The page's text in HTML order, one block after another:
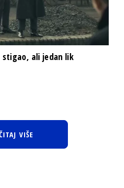
stigao, ali jedan lik
VIŠE